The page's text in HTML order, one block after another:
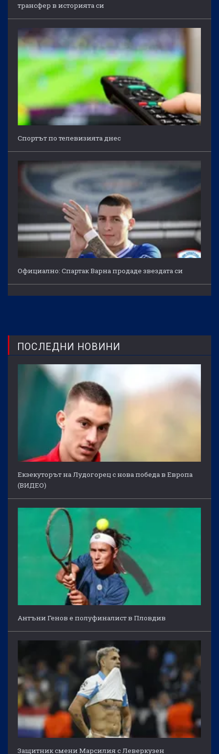
трансфер в историята си
Спортът по телевизията днес
Официално: Спартак Варна продаде звездата си
ПОСЛЕДНИ НОВИНИ
Екзекуторът на Лудогорец с нова победа в Европа
(ВИДЕО)
Антъни Генов е полуфиналист в Пловдив
Защитник смени Марсилия с Леверкузен